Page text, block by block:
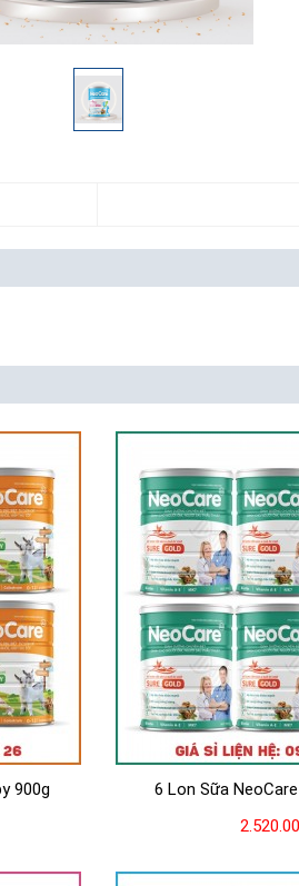
900g
6 Lon Sữa